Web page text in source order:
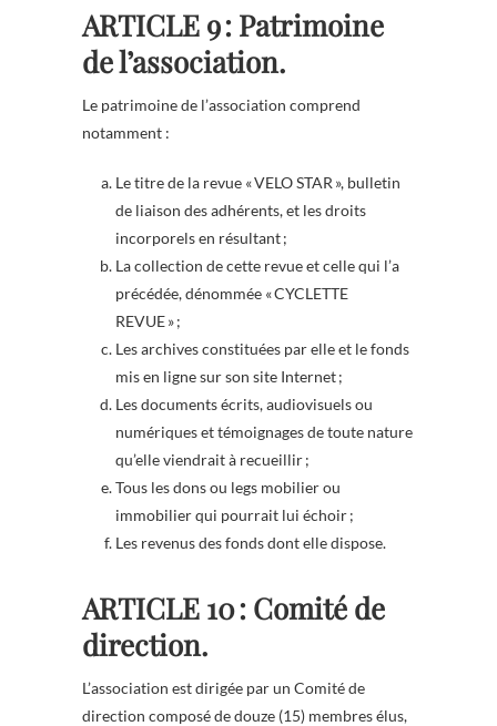
ARTICLE 9 : Patrimoine
de l’association.
Le patrimoine de l’association comprend
notamment :
Le titre de la revue « VELO STAR », bulletin
de liaison des adhérents, et les droits
incorporels en résultant ;
La collection de cette revue et celle qui l’a
précédée, dénommée « CYCLETTE
REVUE » ;
Les archives constituées par elle et le fonds
mis en ligne sur son site Internet ;
Les documents écrits, audiovisuels ou
numériques et témoignages de toute nature
qu’elle viendrait à recueillir ;
Tous les dons ou legs mobilier ou
immobilier qui pourrait lui échoir ;
Les revenus des fonds dont elle dispose.
ARTICLE 10 : Comité de
direction.
L’association est dirigée par un Comité de
direction composé de douze (15) membres élus,